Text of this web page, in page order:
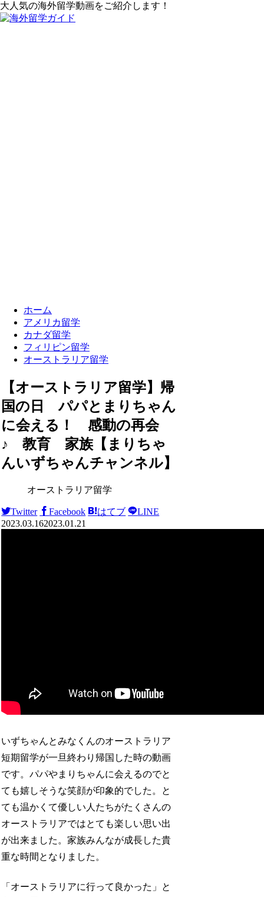
大人気の海外留学動画をご紹介します！
ホーム
アメリカ留学
カナダ留学
フィリピン留学
オーストラリア留学
【オーストラリア留学】帰
国の日 パパとまりちゃん
に会える！ 感動の再会
♪ 教育 家族【まりちゃ
んいずちゃんチャンネル】
オーストラリア留学
Twitter Facebook はてブ
LINE
2023.03.162023.01.21
いずちゃんとみなくんのオーストラリア
短期留学が一旦終わり帰国した時の動画
です。パパやまりちゃんに会えるのでと
ても嬉しそうな笑顔が印象的でした。と
ても温かくて優しい人たちがたくさんの
オーストラリアではとても楽しい思い出
が出来ました。家族みんなが成長した貴
重な時間となりました。
「オーストラリアに行って良かった」と